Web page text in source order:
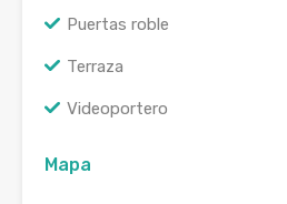
Puertas roble
Terraza
Videoportero
Mapa